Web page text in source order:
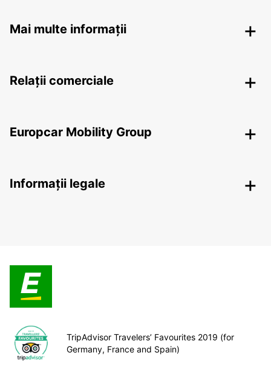
Mai multe informații
Relații comerciale
Europcar Mobility Group
Informații legale
TripAdvisor Travelers’ Favourites 2019 (for
Germany, France and Spain)